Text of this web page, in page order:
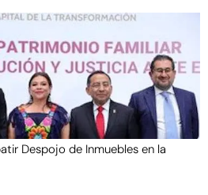
Despojo de Inmuebles en la